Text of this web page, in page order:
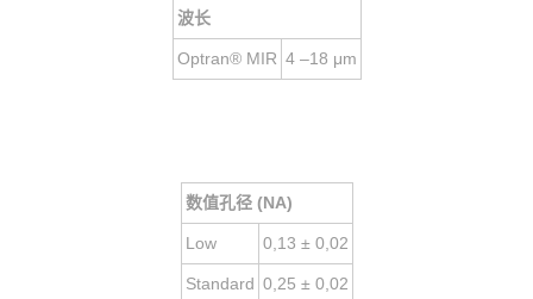
波长
Optran® MIR 4 –18 μm
数值孔径 (NA)
Low 0,13 ± 0,02
Standard 0,25 ± 0,02